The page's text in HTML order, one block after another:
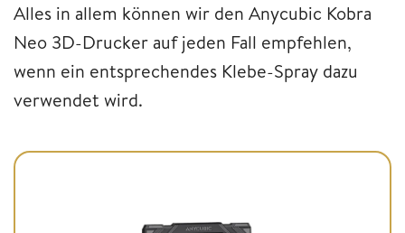
Alles in allem können wir den Anycubic Kobra
Neo 3D-Drucker auf jeden Fall empfehlen,
wenn ein entsprechendes Klebe-Spray dazu
verwendet wird.